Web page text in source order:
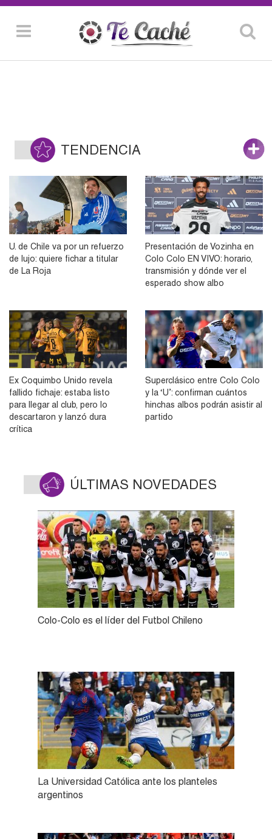
TENDENCIA
U. de Chile va por un refuerzo
de lujo: quiere fichar a titular
de La Roja
Presentación de Vozinha en
Colo Colo EN VIVO: horario,
transmisión y dónde ver el
esperado show albo
Ex Coquimbo Unido revela
fallido fichaje: estaba listo
para llegar al club, pero lo
descartaron y lanzó dura
crítica
Superclásico entre Colo Colo
y la ‘U’: confirman cuántos
hinchas albos podrán asistir al
partido
ÚLTIMAS NOVEDADES
Colo-Colo es el líder del Futbol Chileno
La Universidad Católica ante los planteles
argentinos